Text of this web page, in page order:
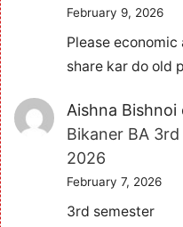
February 9, 2026
Please
share kar do old
Aishna Bishnoi
Bikaner BA
2026
February 7, 2026
3rd semester